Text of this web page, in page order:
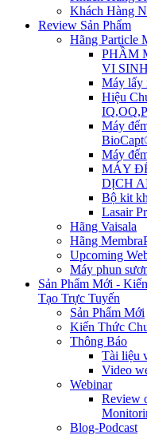
Khách Hàng
Review Sản Phẩm
Hãng Particle
PHẦM
VI
Máy lấy
Hiệu
Máy
Máy
MÁY
DỊCH
Bộ kit
Lasair
Hãng Vaisala
Hãng
Upcoming
Máy phun
Sản Phẩm Mới -
Tạo Trực Tuyến
Sản Phẩm Mới
Kiến Thức
Thông Báo
Tài liệu
Video
Webinar
Review
Blog-Podcast